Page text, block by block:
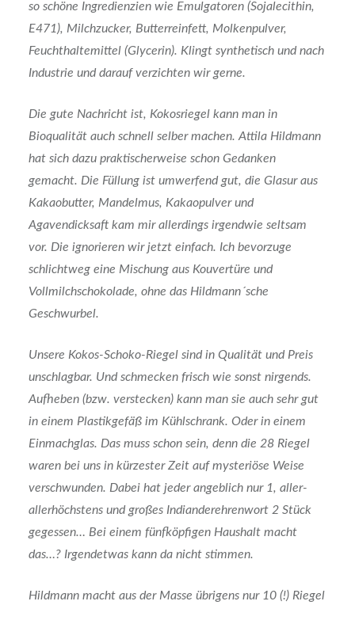
so schöne Ingredienzien wie Emulgatoren (Sojalecithin,
E471), Milchzucker, Butterreinfett, Molkenpulver,
Feuchthaltemittel (Glycerin). Klingt synthetisch und nach
Industrie und darauf verzichten wir gerne.
Die gute Nachricht ist, Kokosriegel kann man in
Bioqualität auch schnell selber machen. Attila Hildmann
hat sich dazu praktischerweise schon Gedanken
gemacht. Die Füllung ist umwerfend gut, die Glasur aus
Kakaobutter, Mandelmus, Kakaopulver und
Agavendicksaft kam mir allerdings irgendwie seltsam
vor. Die ignorieren wir jetzt einfach. Ich bevorzuge
schlichtweg eine Mischung aus Kouvertüre und
Vollmilchschokolade, ohne das Hildmann´sche
Geschwurbel.
Unsere Kokos-Schoko-Riegel sind in Qualität und Preis
unschlagbar. Und schmecken frisch wie sonst nirgends.
Aufheben (bzw. verstecken) kann man sie auch sehr gut
in einem Plastikgefäß im Kühlschrank. Oder in einem
Einmachglas. Das muss schon sein, denn die 28 Riegel
waren bei uns in kürzester Zeit auf mysteriöse Weise
verschwunden. Dabei hat jeder angeblich nur 1, aller-
allerhöchstens und großes Indianderehrenwort 2 Stück
gegessen… Bei einem fünfköpfigen Haushalt macht
das…? Irgendetwas kann da nicht stimmen.
Hildmann macht aus der Masse übrigens nur 10 (!) Riegel